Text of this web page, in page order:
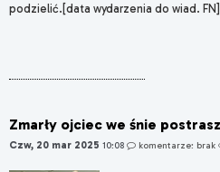
podzielić.[data wydarzenia do wiad.
Zmarły ojciec we śnie
Czw, 20 mar 2025 10:08 komentarze: brak